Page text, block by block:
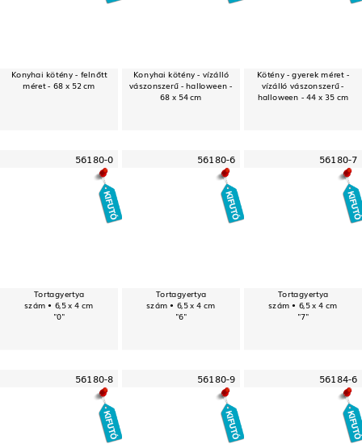
Konyhai kötény - felnőtt
méret - 68 x 52 cm
Konyhai kötény - vízálló
vászonszerű - halloween -
68 x 54 cm
Kötény - gyerek méret -
vízálló vászonszerű -
halloween - 44 x 35 cm
56180-0
Tortagyertya
szám • 6,5 x 4 cm
"0"
56180-6
Tortagyertya
szám • 6,5 x 4 cm
"6"
56180-7
Tortagyertya
szám • 6,5 x 4 cm
"7"
56180-8 56180-9 56184-6